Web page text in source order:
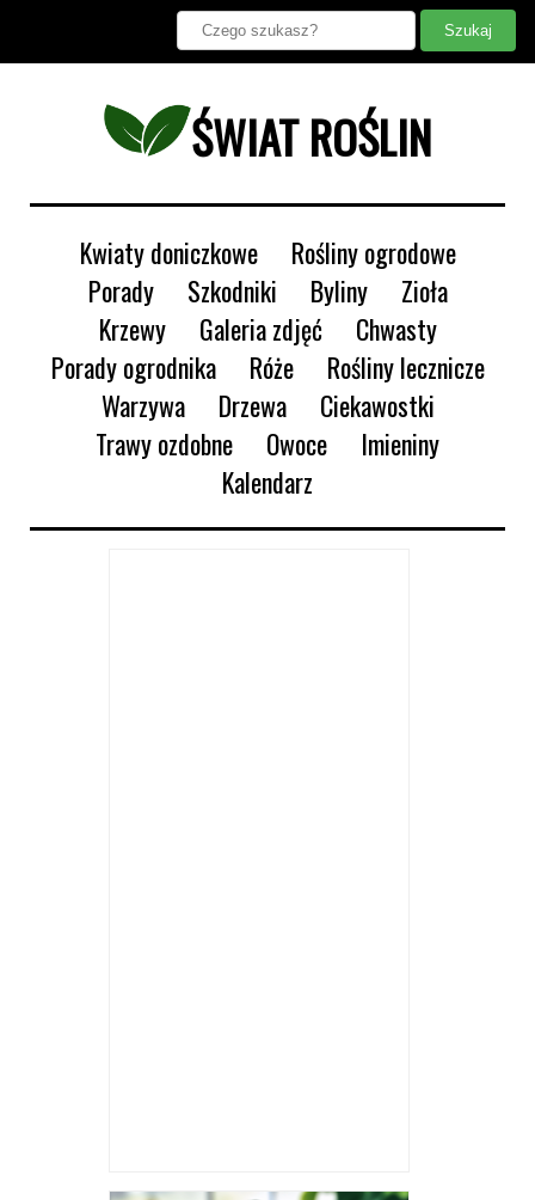
ŚWIAT ROŚLIN
Kwiaty doniczkowe
Rośliny ogrodowe
Porady
Szkodniki Byliny
Zioła
Krzewy
Galeria zdjęć
Chwasty
Porady ogrodnika
Róże
Rośliny lecznicze
Warzywa
Drzewa
Ciekawostki
Trawy ozdobne
Owoce
Imieniny
Kalendarz